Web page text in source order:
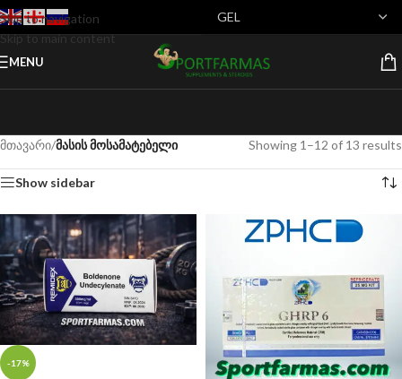
Skip to navigation
Skip to main content
MENU
მთავარი/მასის მოსამატებელი Showing 1–12 of 13 results
Show sidebar
-17%